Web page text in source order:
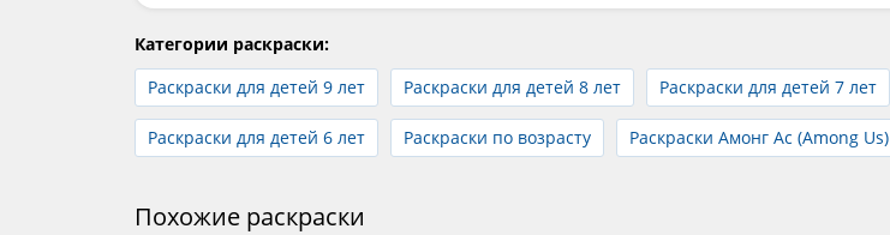
Категории раскраски:
Раскраски для детей 9 лет
Раскраски для детей 8 лет Раскраски для детей 7 лет
Раскраски для детей 6 лет Раскраски по возрасту Раскраски Амонг Ас (Among Us)
Похожие раскраски